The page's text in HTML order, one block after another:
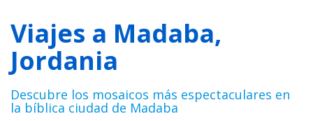
Viajes a Madaba,
Jordania
Descubre los mosaicos más espectaculares en
la bíblica ciudad de Madaba